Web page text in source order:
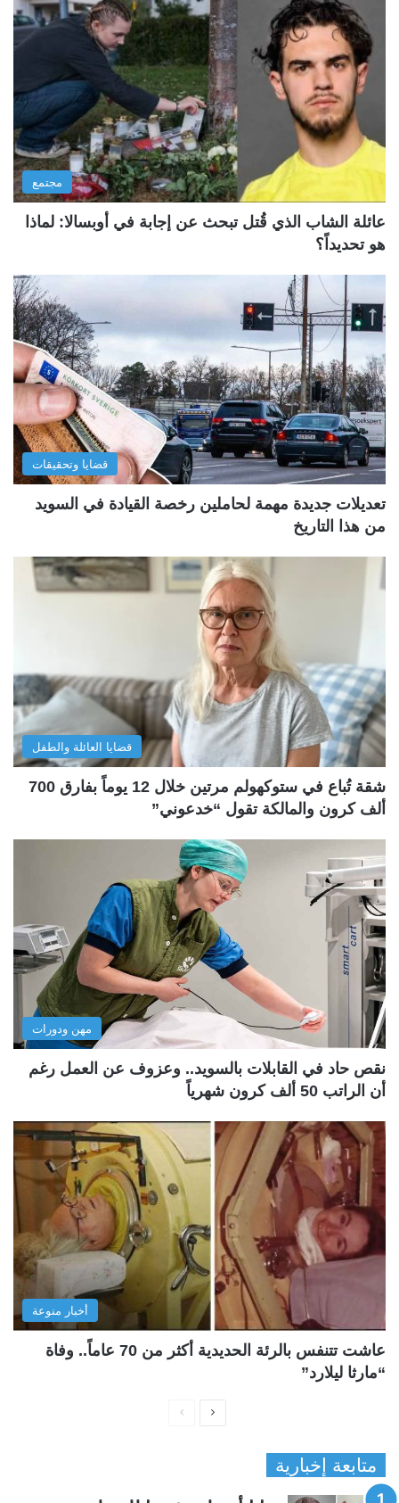
مجتمع
عائلة الشاب الذي قُتل تبحث عن إجابة في أوبسالا: لماذا
هو تحديداً؟
قضايا وتحقيقات
تعديلات جديدة مهمة لحاملين رخصة القيادة في السويد
من هذا التاريخ
قضايا العائلة والطفل
شقة تُباع في ستوكهولم مرتين خلال 12 يوماً بفارق 700
ألف كرون والمالكة تقول “خدعوني”
مهن ودورات
نقص حاد في القابلات بالسويد.. وعزوف عن العمل رغم
أن الراتب 50 ألف كرون شهرياً
أخبار منوعة
عاشت تتنفس بالرئة الحديدية أكثر من 70 عاماً.. وفاة
“مارثا ليلارد”
متابعة إخبارية